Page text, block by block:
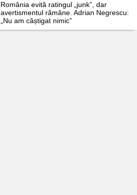
România evită ratingul „junk”, dar
avertismentul rămâne. Adrian Negrescu:
„Nu am câștigat nimic”